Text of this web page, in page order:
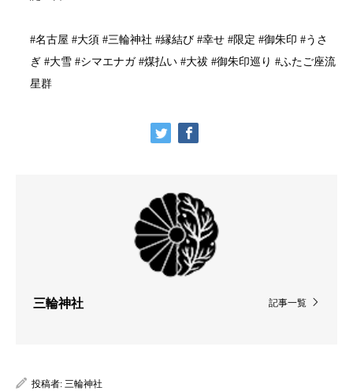
#名古屋 #大須 #三輪神社 #縁結び #幸せ #限定 #御朱印 #うさ
ぎ #大雪 #シマエナガ #煤払い #大祓 #御朱印巡り #ふたご座流
星群
記事一覧
三輪神社
投稿者: 三輪神社